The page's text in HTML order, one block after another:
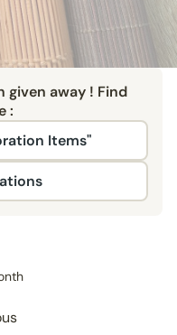
given away ! Find
:
Items"